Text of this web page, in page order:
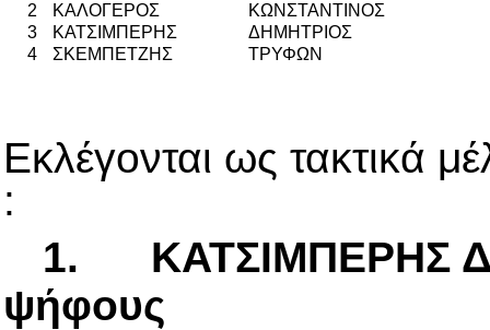
2
ΚΑΛΟΓΕΡΟΣ
ΚΩΝΣΤΑΝΤΙΝΟΣ
3
ΚΑΤΣΙΜΠΕΡΗΣ
ΔΗΜΗΤΡΙΟΣ
4
ΣΚΕΜΠΕΤΖΗΣ ΤΡΥΦΩΝ
Εκλέγονται ως τακτικά
:
1.
ψήφους